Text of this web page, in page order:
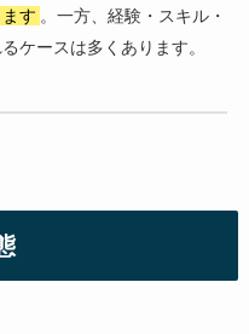
す 。一方、経験・スキル・
ケースは多くあります。